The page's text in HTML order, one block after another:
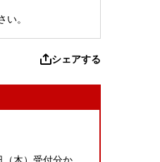
い。
シェアする
木）受付分か